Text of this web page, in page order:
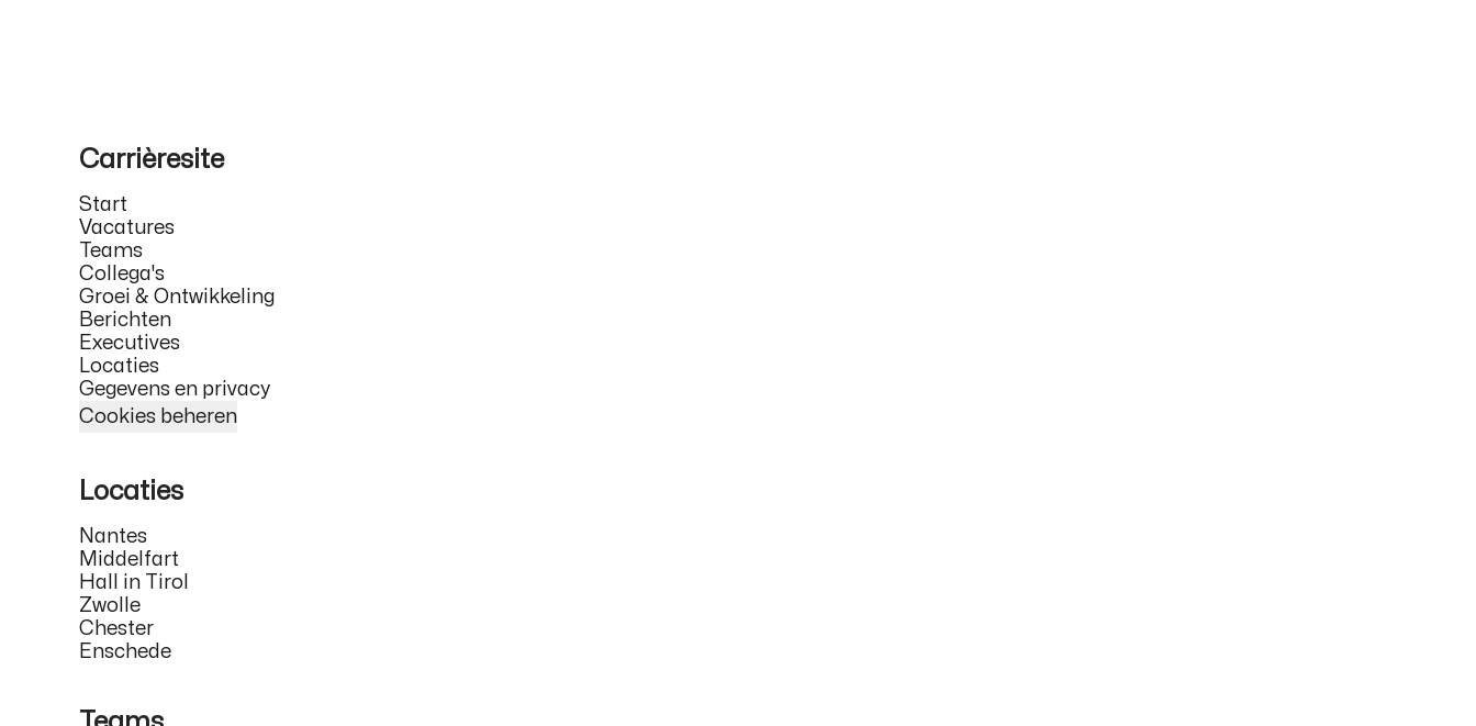
Carrièresite
Start
Vacatures
Teams
Collega's
Groei & Ontwikkeling
Berichten
Executives
Locaties
Gegevens en privacy
Cookies beheren
Locaties
Nantes
Middelfart
Hall in Tirol
Zwolle
Chester
Enschede